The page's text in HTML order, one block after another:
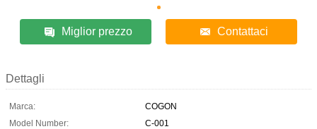
Miglior prezzo Contattaci
Dettagli
Marca:
COGON
Model Number:
C-001